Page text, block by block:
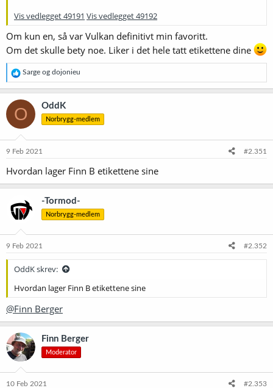
Vis vedlegget 49191 Vis vedlegget 49192
Om kun en, så var Vulkan definitivt min favoritt.
Om det skulle bety noe. Liker i det hele tatt etikettene dine
R
e
a
k
s
j
o
e
:
Sarge og dojonieu
O OddK
Norbrygg-medlem
9 Feb 2021 #2.351
Hvordan lager Finn B etikettene sine
-Tormod-
Norbrygg-medlem
9 Feb 2021 #2.352
OddK skrev:
Hvordan lager Finn B etikettene sine
@Finn Berger
Finn Berger
Moderator
10 Feb 2021 #2.353